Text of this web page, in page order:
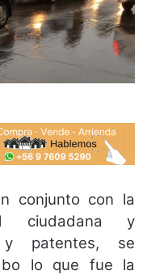
conjunto con la
ciudadana y
patentes, se
lo que fue la